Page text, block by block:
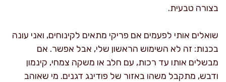
בצורה טבעית.
שואלים אותי לפעמים אם פריקי מתאים לקינוחים, ואני עונה
בכנות: זה לא השימוש הראשון שלי, אבל אפשר. אם
מבשלים אותו עד רכות, עם חלב או משקה צמחי, קינמון
ודבש, מתקבל משהו באזור של פודינג דגנים. מי שאוהב